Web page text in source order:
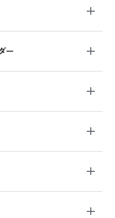
ー
価格
ーズ
新品買取価格
リーズ
新品買取価格